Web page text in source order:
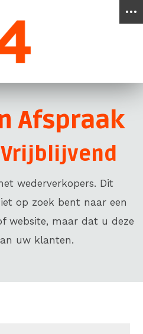
Afspraak
wederverkopers. Dit
op zoek bent naar een
website, maar dat u deze
uw klanten.